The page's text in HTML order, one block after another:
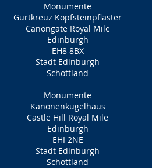
Monumente
Gurtkreuz Kopfsteinpflaster
Canongate Royal Mile
Edinburgh
EH8 8BX
Stadt Edinburgh
Schottland
Monumente
Kanonenkugelhaus
Castle Hill Royal Mile
Edinburgh
EHI 2NE
Stadt Edinburgh
Schottland